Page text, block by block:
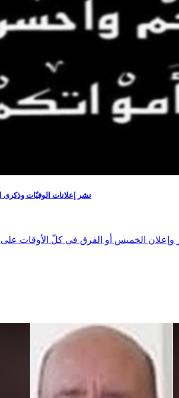
نشر إعلانات الوفيّات وذكرى